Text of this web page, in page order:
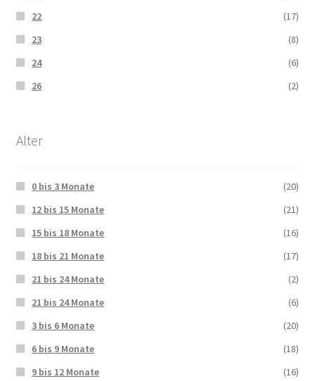
22
(17)
23
(8)
24
(6)
26
(2)
Alter
0 bis 3 Monate
(20)
12 bis 15 Monate
(21)
15 bis 18 Monate
(16)
18 bis 21 Monate
(17)
21 bis 24 Monate
(2)
21 bis 24 Monate
(6)
3 bis 6 Monate
(20)
6 bis 9 Monate
(18)
9 bis 12 Monate
(16)